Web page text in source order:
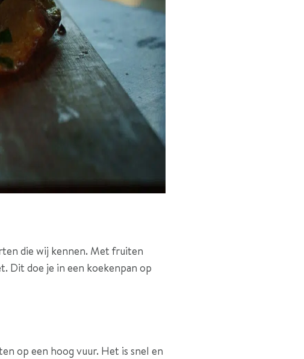
die wij kennen. Met fruiten
Dit doe je in een koekenpan op
op een hoog vuur. Het is snel en